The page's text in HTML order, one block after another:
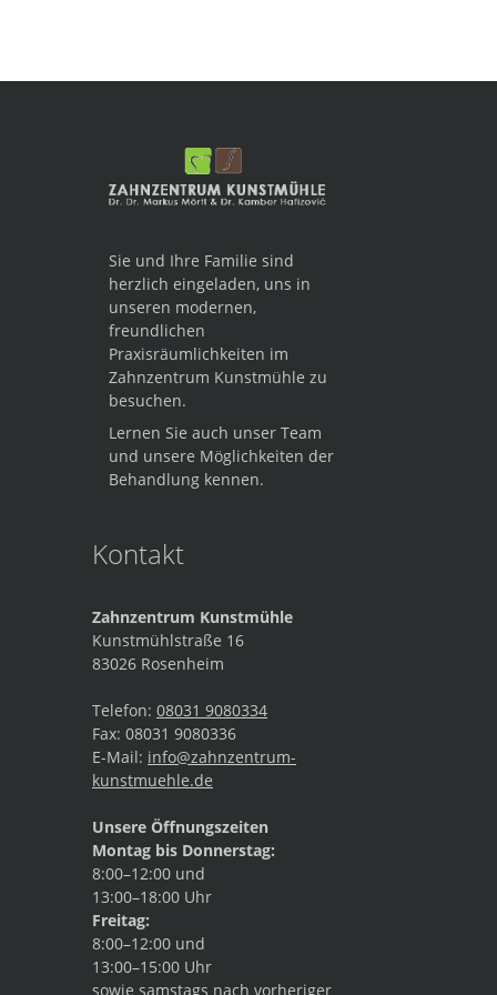
Sie und Ihre Familie sind
herzlich eingeladen, uns in
unseren modernen,
freundlichen
Praxisräumlichkeiten im
Zahnzentrum Kunstmühle zu
besuchen.
Lernen Sie auch unser Team
und unsere Möglichkeiten der
Behandlung kennen.
Kontakt
Zahnzentrum Kunstmühle
Kunstmühlstraße 16
83026 Rosenheim
Telefon: 08031 9080334
Fax: 08031 9080336
E-Mail: info@zahnzentrum-
kunstmuehle.de
Unsere Öffnungszeiten
Montag bis Donnerstag:
8:00–12:00 und
13:00–18:00 Uhr
Freitag:
8:00–12:00 und
13:00–15:00 Uhr
sowie samstags nach vorheriger